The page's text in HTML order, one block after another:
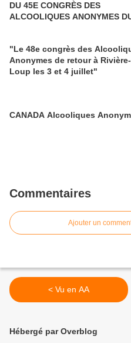
DU 45E CONGRÈS DES
ALCOOLIQUES ANONYMES
"Le 48e congrès des
Anonymes de retour à
Loup les 3 et 4 juillet"
CANADA Alcooliques
Commentaires
Ajouter un
< Vu en AA
Hébergé par Overblog